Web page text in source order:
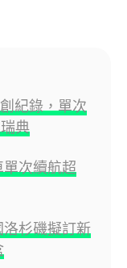
紀錄，單次
典
次續航超
杉磯擬訂新